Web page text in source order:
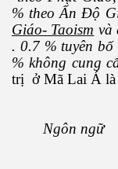
% theo Ấn Độ
Giáo- Taoism và
. 0.7 % tuyên
% không cung
trị ở Mã Lai Á là
Ngôn ngữ